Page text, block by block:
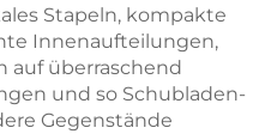
Stapeln, kompakte
Innenaufteilungen,
auf überraschend
und so Schubladen-
Gegenstände